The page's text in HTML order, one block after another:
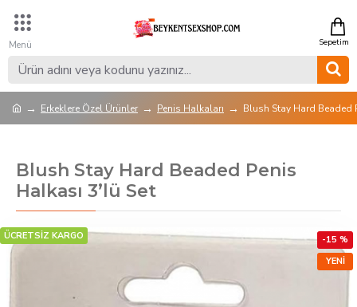
Erkeklere Özel Ürünler Penis Halkaları Blush Stay Hard Beaded
Blush Stay Hard Beaded Penis
Halkası 3’lü Set
YENI
ÜCRETSİZ KARGO -15 %